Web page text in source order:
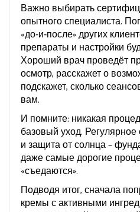
Важно выбирать
опытного специалиста.
«до‑и‑после» других
препараты и настройки
Хороший врач проведёт
осмотр, расскажет о
подскажет, сколько
вам.
И помните: никакая
базовый уход.
и защита от солнца –
даже самые дорогие
«съедаются».
Подводя итог, сначала
кремы с активными